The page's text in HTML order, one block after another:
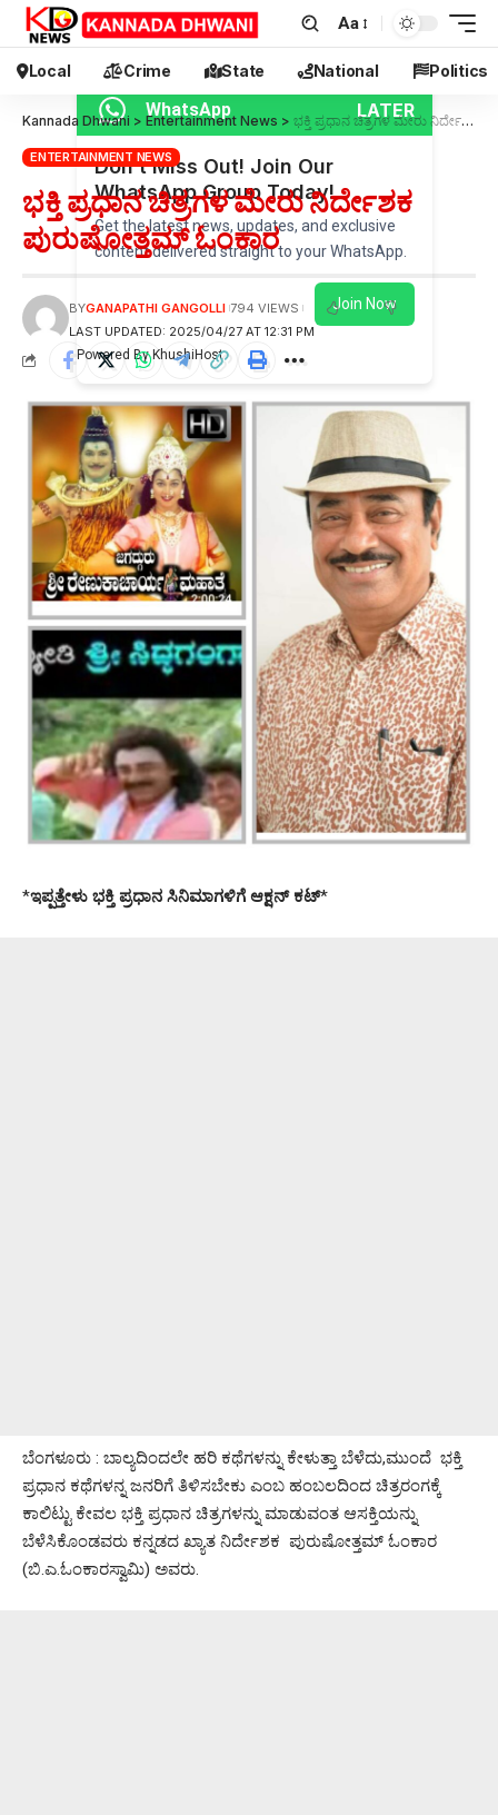
Aa
Local Crime State National Politics
Kannada Dhwani > Entertainment News > ಭಕ್ತಿ ಪ್ರಧಾನ ಚಿತ್ರಗಳ ಮೇರು ನಿರ್ದೇಶಕ ಪುರುಷೋತ್ತಮ್ ಓಂಕಾರ
ENTERTAINMENT NEWS
ಭಕ್ತಿ ಪ್ರಧಾನ ಚಿತ್ರಗಳ ಮೇರು ನಿರ್ದೇಶಕ
ಪುರುಷೋತ್ತಮ್ ಓಂಕಾರ
LAST UPDATED: 2025/04/27 AT 12:31 PM
BYGANAPATHI GANGOLLI 794 VIEWS
*ಇಪ್ಪತ್ತೇಳು ಭಕ್ತಿ ಪ್ರಧಾನ ಸಿನಿಮಾಗಳಿಗೆ ಆಕ್ಷನ್ ಕಟ್*
ಬೆಂಗಳೂರು : ಬಾಲ್ಯದಿಂದಲೇ ಹರಿ ಕಥೆಗಳನ್ನು ಕೇಳುತ್ತಾ ಬೆಳೆದು,ಮುಂದೆ ಭಕ್ತಿ
ಪ್ರಧಾನ ಕಥೆಗಳನ್ನ ಜನರಿಗೆ ತಿಳಿಸಬೇಕು ಎಂಬ ಹಂಬಲದಿಂದ ಚಿತ್ರರಂಗಕ್ಕೆ
ಕಾಲಿಟ್ಟು ಕೇವಲ ಭಕ್ತಿ ಪ್ರಧಾನ ಚಿತ್ರಗಳನ್ನು ಮಾಡುವಂತ ಆಸಕ್ತಿಯನ್ನು
ಬೆಳೆಸಿಕೊಂಡವರು ಕನ್ನಡದ ಖ್ಯಾತ ನಿರ್ದೇಶಕ ಪುರುಷೋತ್ತಮ್ ಓಂಕಾರ
(ಬಿ.ಎ.ಓಂಕಾರಸ್ವಾಮಿ) ಅವರು.
WhatsApp LATER
Don’t Miss Out! Join Our
WhatsApp Group Today!
Get the latest news, updates, and exclusive
content delivered straight to your WhatsApp.
Join Now
Powered By KhushiHost